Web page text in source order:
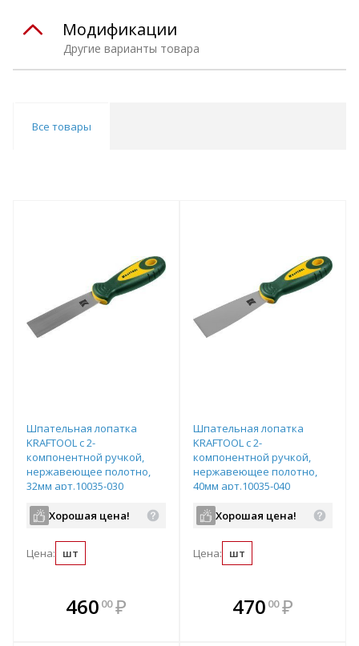
Другие варианты товара
Модификации
Все товары
Шпательная лопатка
KRAFTOOL с 2-
компонентной ручкой,
нержавеющее полотно,
32мм арт.10035-030
Хорошая цена!
Цена: шт
460 00 ₽
В комплекте
всегда выгоднее!
Шпательная лопатка
KRAFTOOL с 2-
компонентной ручкой,
нержавеющее полотно,
40мм арт.10035-040
Хорошая цена!
Цена: шт
В комплекте
всегда выгоднее!
470 00 ₽